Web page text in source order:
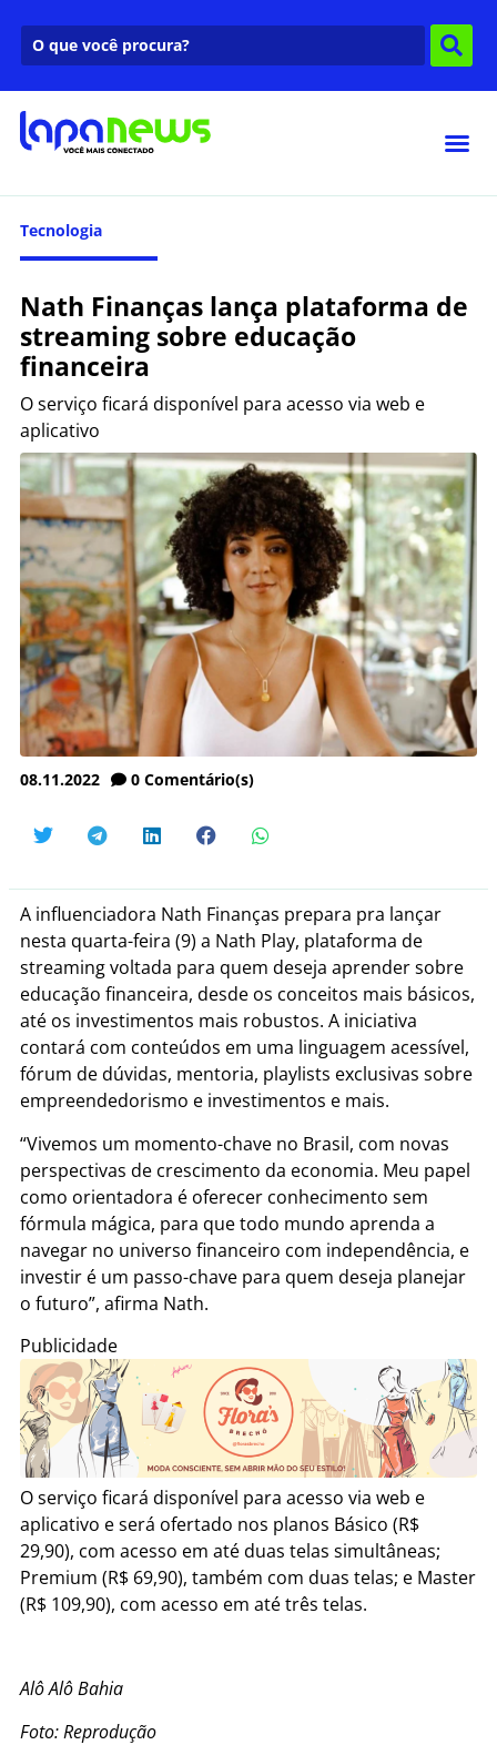
Tecnologia
Nath Finanças lança plataforma de
streaming sobre educação
financeira
O serviço ficará disponível para acesso via web e
aplicativo
08.11.2022 0 Comentário(s)
A influenciadora Nath Finanças prepara pra lançar
nesta quarta-feira (9) a Nath Play, plataforma de
streaming voltada para quem deseja aprender sobre
educação financeira, desde os conceitos mais básicos,
até os investimentos mais robustos. A iniciativa
contará com conteúdos em uma linguagem acessível,
fórum de dúvidas, mentoria, playlists exclusivas sobre
empreendedorismo e investimentos e mais.
“Vivemos um momento-chave no Brasil, com novas
perspectivas de crescimento da economia. Meu papel
como orientadora é oferecer conhecimento sem
fórmula mágica, para que todo mundo aprenda a
navegar no universo financeiro com independência, e
investir é um passo-chave para quem deseja planejar
o futuro”, afirma Nath.
Publicidade
O serviço ficará disponível para acesso via web e
aplicativo e será ofertado nos planos Básico (R$
29,90), com acesso em até duas telas simultâneas;
Premium (R$ 69,90), também com duas telas; e Master
(R$ 109,90), com acesso em até três telas.
Alô Alô Bahia
Foto: Reprodução